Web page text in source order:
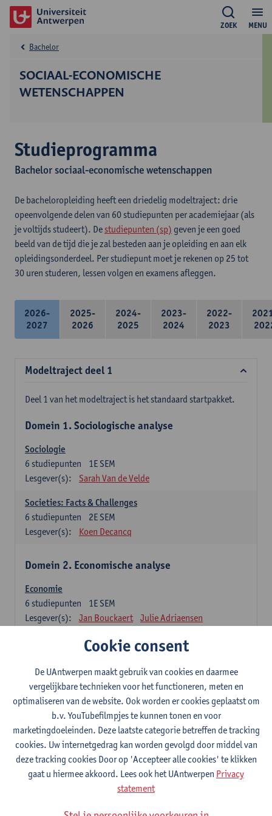
MENU
ZOEK
SOCIAAL-ECONOMISCHE
WETENSCHAPPEN
Bachelor
Studieprogramma
Bachelor sociaal-economische wetenschappen
De bacheloropleiding heeft een driedelig modeltraject: drie
opeenvolgende delen van 60 studiepunten per academiejaar (als
je voltijds studeert). De studiepunten (sp) geven je een goed
beeld van de tijd die je zal besteden aan je opleiding en aan elk
opleidingsonderdeel. Per studiepunt moet je rekenen op 25 tot
30 uren studeren, lessen volgen en examens afleggen.
2026-
2027
2025-
2026
2024-
2025
2023-
2024
2022-
2023
Modeltraject deel 1
Deel 1 van het modeltraject is het standaard startpakket.
Domein 1. Sociologische analyse
Sociologie
1E SEM
6 studiepunten
Lesgever(s):
Sarah Van de Velde
Societies: Facts & Challenges
2E SEM
6 studiepunten
Lesgever(s):
Koen Decancq
Domein 2. Economische analyse
Economie
1E SEM
6 studiepunten
Lesgever(s):
Jan Bouckaert Julie Adriaensen
Domein 3. Bedrijfseconomie
Accountancy
1E/2E SEM
6studiepunten
Lesgever(s):
Tom Van Caneghem Christine Lippens
Domein 6. Kwantitatieve methoden
Beschrijvende statistiek en kansrekenen
2E SEM
3studiepunten
Stephan Van der Veeken
Cookie consent
De UAntwerpen maakt gebruik van cookies en daarmee
vergelijkbare technieken voor het functioneren, meten en
optimaliseren van de website. Ook worden er cookies geplaatst om
b.v. YouTubefilmpjes te kunnen tonen en voor
marketingdoeleinden. Deze laatste categorie betreffen de tracking
cookies. Uw internetgedrag kan worden gevolgd door middel van
deze tracking cookies Door op 'Accepteer alle cookies' te klikken
gaat u hiermee akkoord. Lees ook het UAntwerpen Privacy
statement